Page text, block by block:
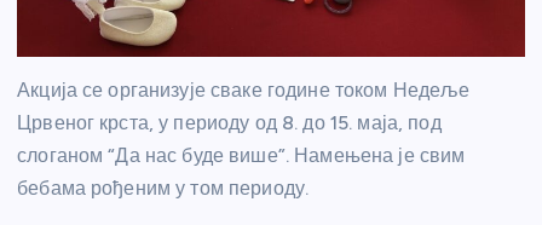
Акција се организује сваке године током Недеље
Црвеног крста, у периоду од 8. до 15. маја, под
слоганом “Да нас буде више”. Намењена је свим
бебама рођеним у том периоду.